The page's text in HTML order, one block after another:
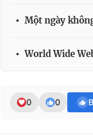
Một ngày
World Wide
0 0